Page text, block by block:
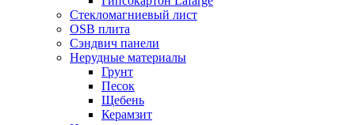
Стекломагниевый лист
OSB плита
Сэндвич панели
Нерудные материалы
Грунт
Песок
Щебень
Керамзит